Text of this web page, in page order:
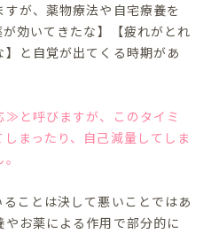
が、薬物療法や自宅療養を
効いてきたな】【疲れがとれ
と自覚が出てくる時期があ
と呼びますが、このタイミ
まったり、自己減量してしま
ことは決して悪いことではあ
お薬による作用で部分的に